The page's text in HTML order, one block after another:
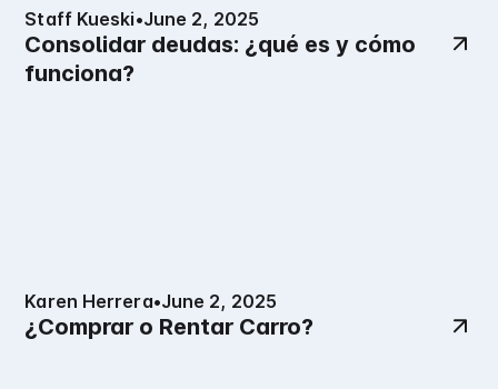
Staff Kueski•June 2, 2025
Consolidar deudas: ¿qué es y cómo
funciona?
Karen Herrera•June 2, 2025
¿Comprar o Rentar Carro?